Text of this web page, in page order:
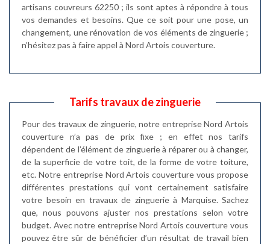
artisans couvreurs 62250 ; ils sont aptes à répondre à tous
vos demandes et besoins. Que ce soit pour une pose, un
changement, une rénovation de vos éléments de zinguerie ;
n’hésitez pas à faire appel à Nord Artois couverture.
Tarifs travaux de zinguerie
Pour des travaux de zinguerie, notre entreprise Nord Artois
couverture n’a pas de prix fixe ; en effet nos tarifs
dépendent de l’élément de zinguerie à réparer ou à changer,
de la superficie de votre toit, de la forme de votre toiture,
etc. Notre entreprise Nord Artois couverture vous propose
différentes prestations qui vont certainement satisfaire
votre besoin en travaux de zinguerie à Marquise. Sachez
que, nous pouvons ajuster nos prestations selon votre
budget. Avec notre entreprise Nord Artois couverture vous
pouvez être sûr de bénéficier d’un résultat de travail bien